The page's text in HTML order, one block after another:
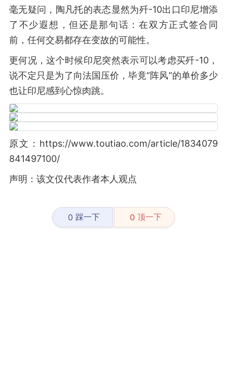
毫无疑问，陶凡托的表态显然为歼-10出口印尼增添
了不少遐想，但还是那句话：在双方正式签合同
前，任何交易都存在变故的可能性。
更何况，这个时候印尼突然表示可以考虑买歼-10，
说不定只是为了向法国压价，毕竟“阵风”的单价多少
也让印尼感到心惊肉跳。
原文：https://www.toutiao.com/article/1834079
841497100/
声明：该文仅代表作者本人观点
0 踩一下 0 顶一下